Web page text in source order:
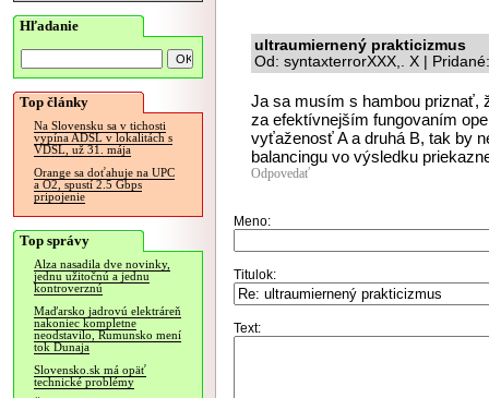
Hľadanie
Top články
Na Slovensku sa v tichosti
vypína ADSL v lokalitách s
VDSL, už 31. mája
Orange sa doťahuje na UPC
a O2, spustí 2.5 Gbps
pripojenie
Top správy
Alza nasadila dve novinky,
jednu užitočnú a jednu
kontroverznú
Maďarsko jadrovú elektráreň
nakoniec kompletne
neodstavilo, Rumunsko mení
tok Dunaja
Slovensko.sk má opäť
technické problémy
ultraumiernený prakticizmus
Od: syntaxterrorXXX,. X |
Ja sa musím s hambou priznať,
za efektívnejším fungovaním
vyťaženosť A a druhá B, tak by
balancingu vo výsledku
Odpovedať
Meno:
Titulok:
Text: